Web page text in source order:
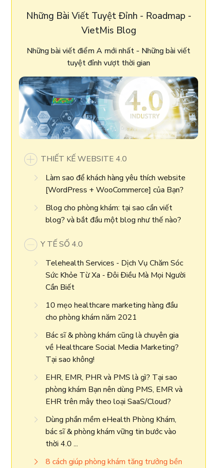
Những Bài Viết Tuyệt Đỉnh - Roadmap -
VietMis Blog
Những bài viết điểm A mới nhất - Những bài viết
tuyệt đỉnh vượt thời gian
THIẾT KẾ WEBSITE 4.0
Làm sao để khách hàng yêu thích website
[WordPress + WooCommerce] của Bạn?
Blog cho phòng khám: tại sao cần viết
blog? và bắt đầu một blog như thế nào?
Y TẾ SỐ 4.0
Telehealth Services - Dịch Vụ Chăm Sóc
Sức Khỏe Từ Xa - Đôi Điều Mà Mọi Người
Cần Biết
10 mẹo healthcare marketing hàng đầu
cho phòng khám năm 2021
Bác sĩ & phòng khám cũng là chuyên gia
về Healthcare Social Media Marketing?
Tại sao không!
EHR, EMR, PHR và PMS là gì? Tại sao
phòng khám Bạn nên dùng PMS, EMR và
EHR trên mây theo loại SaaS/Cloud?
Dùng phần mềm eHealth Phòng Khám,
bác sĩ & phòng khám vững tin bước vào
thời 4.0 ...
8 cách giúp phòng khám tăng trưởng bền